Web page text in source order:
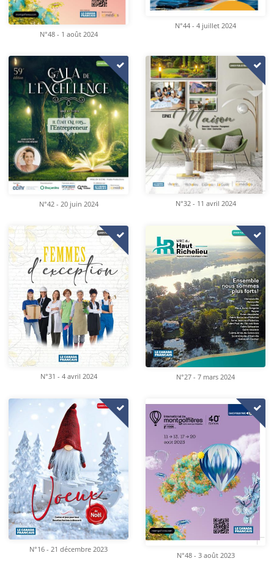
N°48 - 1 août 2024
N°44 - 4 juillet 2024
N°42 - 20 juin 2024 N°32 - 11 avril 2024
N°31 - 4 avril 2024 N°27 - 7 mars 2024
N°16 - 21 décembre 2023
N°48 - 3 août 2023